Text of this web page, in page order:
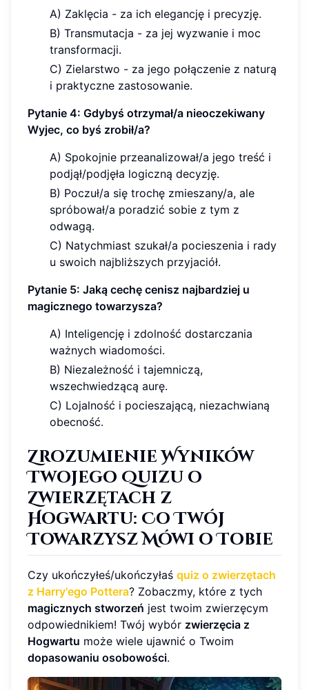
A) Zaklęcia - za ich elegancję i precyzję.
B) Transmutacja - za jej wyzwanie i moc
transformacji.
C) Zielarstwo - za jego połączenie z naturą
i praktyczne zastosowanie.
Pytanie 4: Gdybyś otrzymał/a nieoczekiwany
Wyjec, co byś zrobił/a?
A) Spokojnie przeanalizował/a jego treść i
podjął/podjęła logiczną decyzję.
B) Poczuł/a się trochę zmieszany/a, ale
spróbował/a poradzić sobie z tym z
odwagą.
C) Natychmiast szukał/a pocieszenia i rady
u swoich najbliższych przyjaciół.
Pytanie 5: Jaką cechę cenisz najbardziej u
magicznego towarzysza?
A) Inteligencję i zdolność dostarczania
ważnych wiadomości.
B) Niezależność i tajemniczą,
wszechwiedzącą aurę.
C) Lojalność i pocieszającą, niezachwianą
obecność.
Zrozumienie Wyników
Twojego Quizu o
Zwierzętach z
Hogwartu: Co Twój
Towarzysz Mówi o Tobie
Czy ukończyłeś/ukończyłaś quiz o zwierzętach
z Harry'ego Pottera? Zobaczmy, które z tych
magicznych stworzeń jest twoim zwierzęcym
odpowiednikiem! Twój wybór zwierzęcia z
Hogwartu może wiele ujawnić o Twoim
dopasowaniu osobowości.